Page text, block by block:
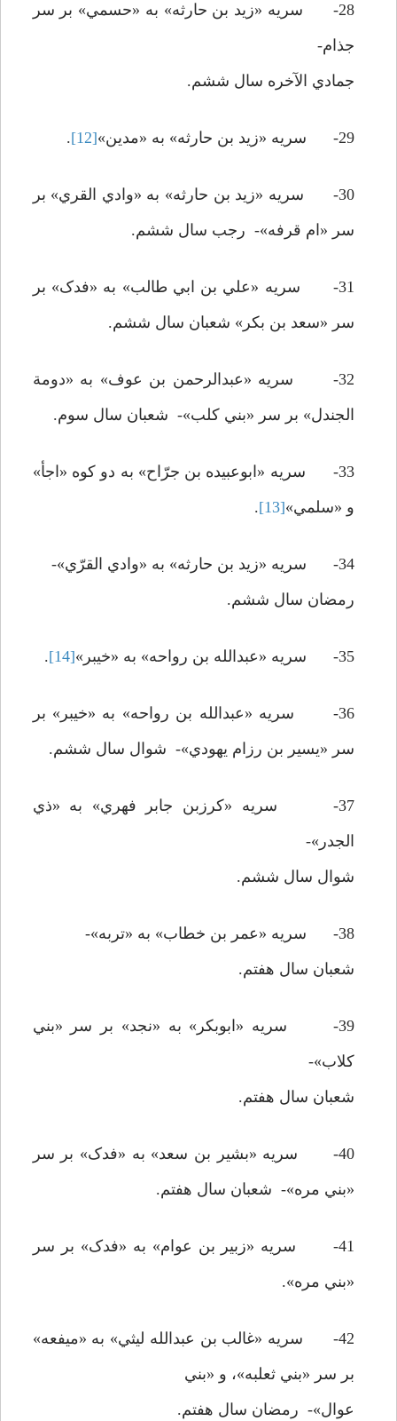
28- سريه «زيد بن حارثه» به «حسمي» بر سر
جذام-
جمادي الآخره سال ششم.
29- سريه «زيد بن حارثه» به «مدين» [12]
.
30- سريه «زيد بن حارثه» به «وادي القري» بر
سر «ام قرفه»- رجب سال ششم.
31- سريه «علي بن ابي طالب» به «فدک» بر
سر «سعد بن بکر» شعبان سال ششم.
32- سريه «عبدالرحمن بن عوف» به «دومة
الجندل» بر سر «بني کلب»- شعبان سال سوم.
33- سريه «ابوعبيده بن جرّاح» به دو کوه «اجأ»
و «سلمي»[13]
.
34- سريه «زيد بن حارثه» به «وادي القرّي»-
رمضان سال ششم.
35- سريه «عبدالله بن رواحه» به «خيبر» [14]
.
36- سريه «عبدالله بن رواحه» به «خيبر» بر
سر «يسير بن رزام يهودي»- شوال سال ششم.
37- سريه «کرزبن جابر فهري» به «ذي
الجدر»-
شوال سال ششم.
38- سريه «عمر بن خطاب» به «تربه»-
شعبان سال هفتم.
39- سريه «ابوبکر» به «نجد» بر سر «بني
کلاب»-
شعبان سال هفتم.
40- سريه «بشير بن سعد» به «فدک» بر سر
«بني مره»- شعبان سال هفتم.
41- سريه «زبير بن عوام» به «فدک» بر سر
«بني مره».
42- سريه «غالب بن عبدالله ليثي» به «ميفعه»
بر سر «بني ثعلبه»، و «بني
عوال»- رمضان سال هفتم.